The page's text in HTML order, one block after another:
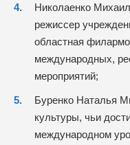
Николаенко
режиссер
областная
международных,
мероприятий;
Буренко Наталья
культуры, чьи
международном